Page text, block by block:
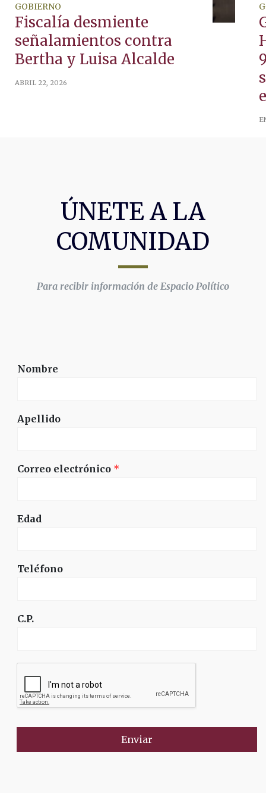
GOBIERNO
Fiscalía desmiente
señalamientos contra
Bertha y Luisa Alcalde
ABRIL 22, 2026
ÚNETE A LA
COMUNIDAD
Para recibir información de Espacio Político
Nombre
Apellido
Correo electrónico *
Edad
Teléfono
C.P.
Enviar